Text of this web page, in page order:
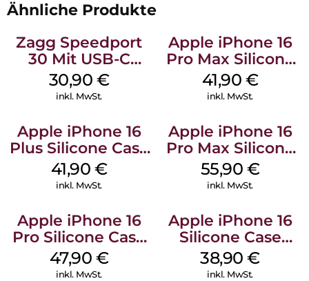
Ähnliche Produkte
Zagg Speedport
30 Mit USB-C
Kabel Weiß
30,90 €
inkl. MwSt.
Apple iPhone 16
Pro Max Silicone
Case MagSafe
Ultramarine
41,90 €
inkl. MwSt.
Apple iPhone 16
Plus Silicone Case
MagSafe Stone
Gray
41,90 €
inkl. MwSt.
Apple iPhone 16
Pro Max Silicone
Case MagSafe
Stone Gray
55,90 €
inkl. MwSt.
Apple iPhone 16
Pro Silicone Case
MagSafe Denim
47,90 €
inkl. MwSt.
Apple iPhone 16
Silicone Case
MagSafe
Ultramarine
38,90€
inkl. MwSt.